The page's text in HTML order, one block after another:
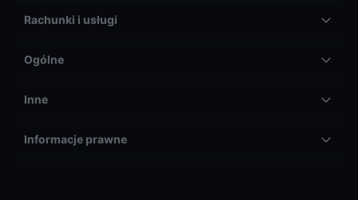
Rachunki i usługi
Ogólne
Inne
Informacje prawne